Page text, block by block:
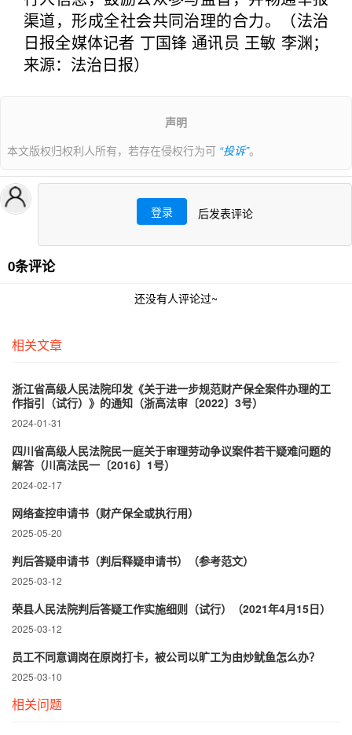
渠道，形成全社会共同治理的合力。（法治
日报全媒体记者 丁国锋 通讯员 王敏 李渊；
来源：法治日报）
声明
本文版权归权利人所有，若存在侵权行为可 “投诉”。
登录 后发表评论
0条评论
还没有人评论过~
相关文章
浙江省高级人民法院印发《关于进一步规范财产保全案件办理的工
作指引（试行）》的通知（浙高法审〔2022〕3号）
2024-01-31
四川省高级人民法院民一庭关于审理劳动争议案件若干疑难问题的
解答（川高法民一〔2016〕1号）
2024-02-17
网络查控申请书（财产保全或执行用）
2025-05-20
判后答疑申请书（判后释疑申请书）（参考范文）
2025-03-12
荣县人民法院判后答疑工作实施细则（试行）（2021年4月15日）
2025-03-12
员工不同意调岗在原岗打卡，被公司以旷工为由炒鱿鱼怎么办？
2025-03-10
相关问题